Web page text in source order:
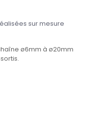
sur mesure
ø6mm à ø20mm